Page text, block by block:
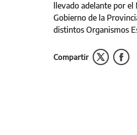
llevado adelante por
Gobierno de la
distintos Organismos
Compartir